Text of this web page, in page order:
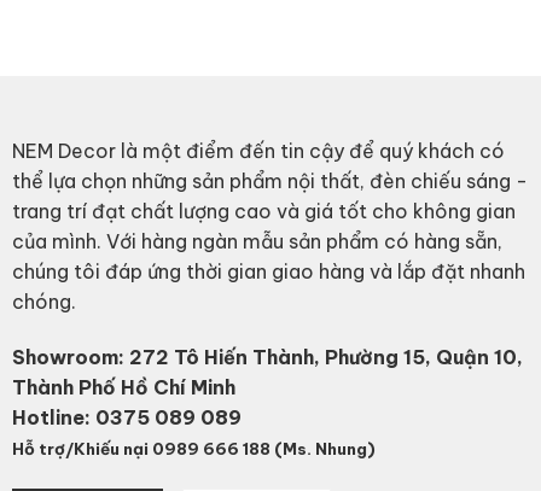
NEM Decor là một điểm đến tin cậy để quý khách có
thể lựa chọn những sản phẩm nội thất, đèn chiếu sáng -
trang trí đạt chất lượng cao và giá tốt cho không gian
của mình. Với hàng ngàn mẫu sản phẩm có hàng sẵn,
chúng tôi đáp ứng thời gian giao hàng và lắp đặt nhanh
chóng.
Showroom: 272 Tô Hiến Thành, Phường 15, Quận 10,
Thành Phố Hồ Chí Minh
Hotline: 0375 089 089
Hỗ trợ/Khiếu nại 0989 666 188 (Ms. Nhung)